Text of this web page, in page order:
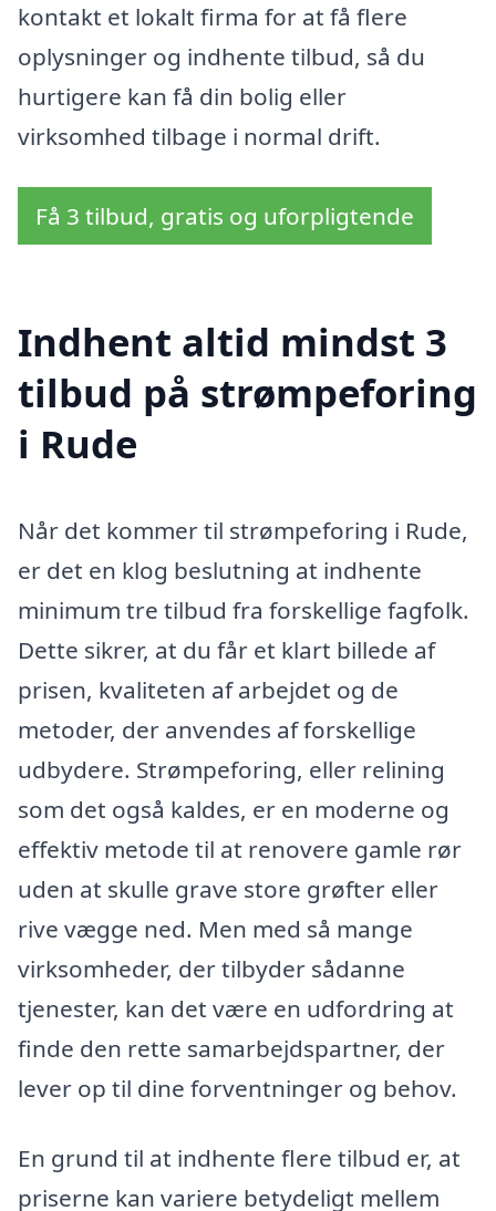
kontakt et lokalt firma for at få flere
oplysninger og indhente tilbud, så du
hurtigere kan få din bolig eller
virksomhed tilbage i normal drift.
Få 3 tilbud, gratis og uforpligtende
Indhent altid mindst 3
tilbud på strømpeforing
i Rude
Når det kommer til strømpeforing i Rude,
er det en klog beslutning at indhente
minimum tre tilbud fra forskellige fagfolk.
Dette sikrer, at du får et klart billede af
prisen, kvaliteten af arbejdet og de
metoder, der anvendes af forskellige
udbydere. Strømpeforing, eller relining
som det også kaldes, er en moderne og
effektiv metode til at renovere gamle rør
uden at skulle grave store grøfter eller
rive vægge ned. Men med så mange
virksomheder, der tilbyder sådanne
tjenester, kan det være en udfordring at
finde den rette samarbejdspartner, der
lever op til dine forventninger og behov.
En grund til at indhente flere tilbud er, at
priserne kan variere betydeligt mellem